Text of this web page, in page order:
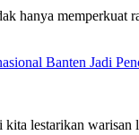
hanya
Banten Jadi
lestarikan warisan